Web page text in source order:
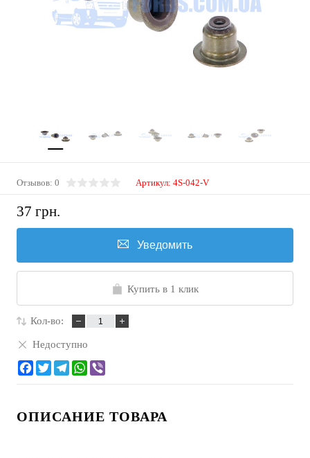
Отзывов: 0 Артикул: 4S-042-V
37 грн.
Уведомить
Купить в 1 клик
Кол-во:
Недоступно
ОПИСАНИЕ ТОВАРА